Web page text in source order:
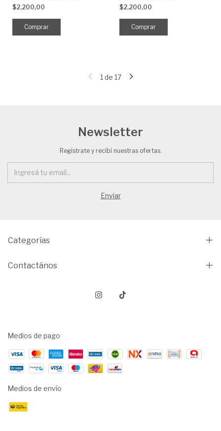
$2.200,00
$2.200,00
1 de 17
Newsletter
Registrate y recibí nuestras ofertas.
Categorías
Contactános
Medios de pago
Medios de envío